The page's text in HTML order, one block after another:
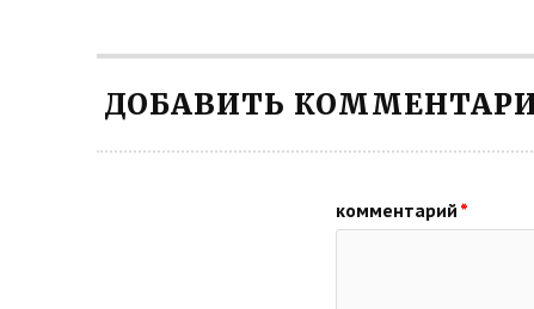
ДОБАВИТЬ
комментарий *